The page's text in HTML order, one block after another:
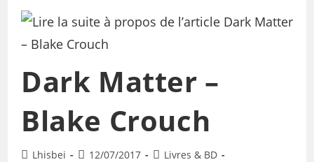
Dark Matter –
Blake Crouch
Lhisbei 12/07/2017
Livres & BD